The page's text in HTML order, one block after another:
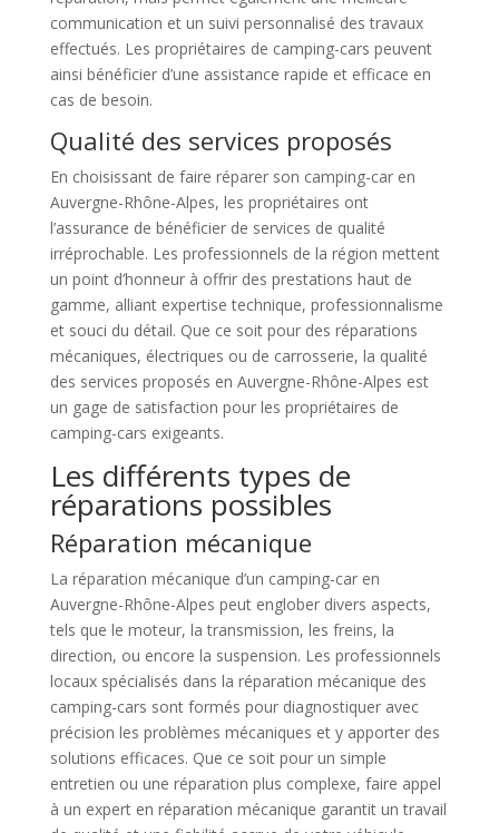
communication et un suivi personnalisé des travaux
effectués. Les propriétaires de camping-cars peuvent
ainsi bénéficier d’une assistance rapide et efficace en
cas de besoin.
Qualité des services proposés
En choisissant de faire réparer son camping-car en
Auvergne-Rhône-Alpes, les propriétaires ont
l’assurance de bénéficier de services de qualité
irréprochable. Les professionnels de la région mettent
un point d’honneur à offrir des prestations haut de
gamme, alliant expertise technique, professionnalisme
et souci du détail. Que ce soit pour des réparations
mécaniques, électriques ou de carrosserie, la qualité
des services proposés en Auvergne-Rhône-Alpes est
un gage de satisfaction pour les propriétaires de
camping-cars exigeants.
Les différents types de
réparations possibles
Réparation mécanique
La réparation mécanique d’un camping-car en
Auvergne-Rhône-Alpes peut englober divers aspects,
tels que le moteur, la transmission, les freins, la
direction, ou encore la suspension. Les professionnels
locaux spécialisés dans la réparation mécanique des
camping-cars sont formés pour diagnostiquer avec
précision les problèmes mécaniques et y apporter des
solutions efficaces. Que ce soit pour un simple
entretien ou une réparation plus complexe, faire appel
à un expert en réparation mécanique garantit un travail